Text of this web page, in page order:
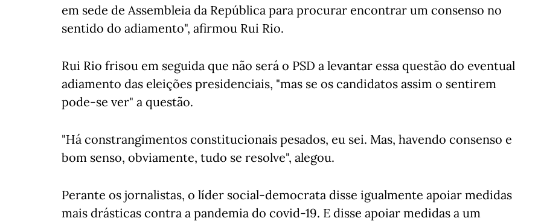
em sede de Assembleia da República para procurar encontrar um consenso no
sentido do adiamento", afirmou Rui Rio.
Rui Rio frisou em seguida que não será o PSD a levantar essa questão do eventual
adiamento das eleições presidenciais, "mas se os candidatos assim o sentirem
pode-se ver" a questão.
"Há constrangimentos constitucionais pesados, eu sei. Mas, havendo consenso e
bom senso, obviamente, tudo se resolve", alegou.
Perante os jornalistas, o líder social-democrata disse igualmente apoiar medidas
mais drásticas contra a pandemia do covid-19. E disse apoiar medidas a um